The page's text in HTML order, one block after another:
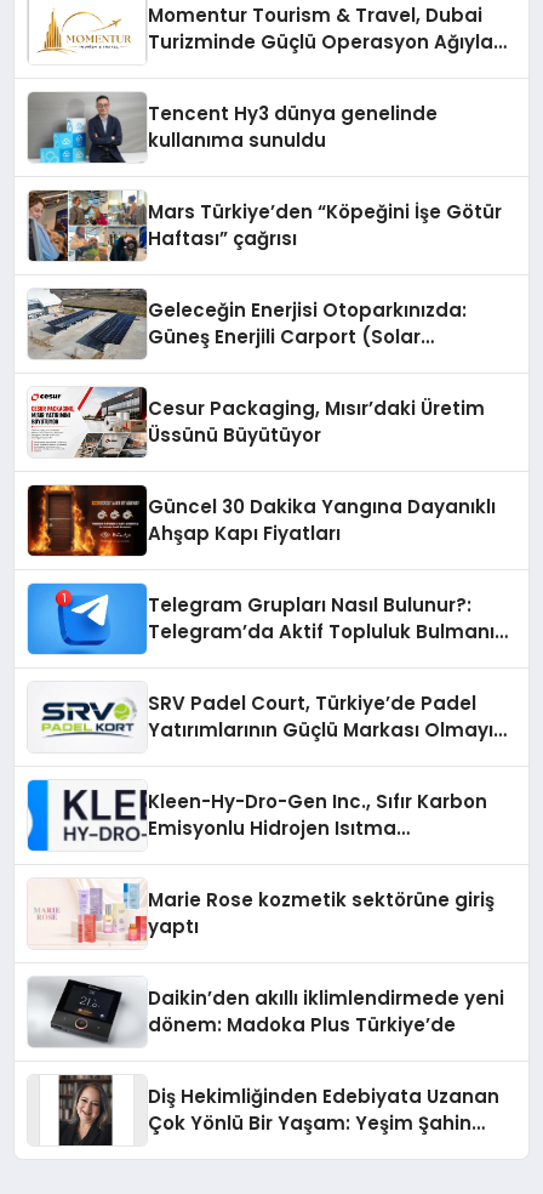
Momentur Tourism & Travel, Dubai
Turizminde Güçlü Operasyon Ağıyla
Tencent Hy3 dünya genelinde
kullanıma sunuldu
Mars Türkiye’den “Köpeğini İşe Götür
Haftası” çağrısı
Geleceğin Enerjisi Otoparkınızda:
Güneş Enerjili Carport (Solar
Cesur Packaging, Mısır’daki Üretim
Üssünü Büyütüyor
Güncel 30 Dakika Yangına Dayanıklı
Ahşap Kapı Fiyatları
Telegram Grupları Nasıl Bulunur?:
Telegram’da Aktif Topluluk Bulmanın
SRV Padel Court, Türkiye’de Padel
Yatırımlarının Güçlü Markası Olmayı
Kleen-Hy-Dro-Gen Inc., Sıfır Karbon
Emisyonlu Hidrojen Isıtma
Marie Rose kozmetik sektörüne giriş
yaptı
Daikin’den akıllı iklimlendirmede yeni
dönem: Madoka Plus Türkiye’de
Diş Hekimliğinden Edebiyata Uzanan
Çok Yönlü Bir Yaşam: Yeşim Şahin